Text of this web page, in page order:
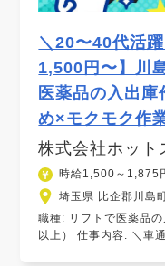
＼20〜40代活
1,500円〜】川
医薬品の入出
め×モクモク作
株式会社ホッ
時給1,500～1,875
埼玉県 比企郡川島
職種: リフトで医薬品
以上） 仕事内容: ＼車